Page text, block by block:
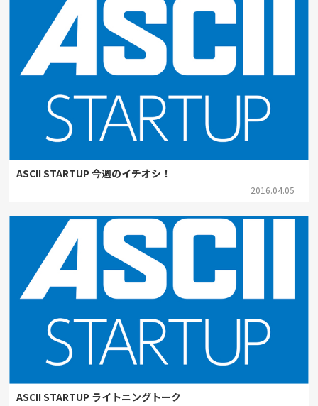
ASCII STARTUP 今週のイチオシ！
2016.04.05
ASCII STARTUP ライトニングトーク